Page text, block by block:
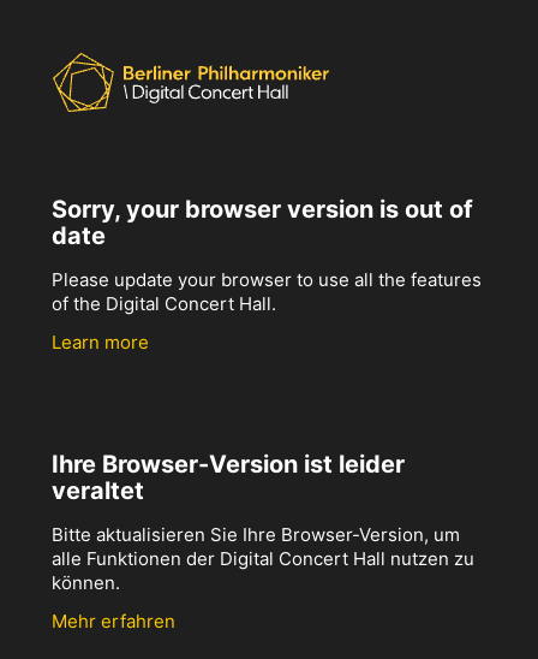
Sorry, your browser version is out of
date
Please update your browser to use all the features
of the Digital Concert Hall.
Learn more
Ihre Browser-Version ist leider
veraltet
Bitte aktualisieren Sie Ihre Browser-Version, um
alle Funktionen der Digital Concert Hall nutzen zu
können.
Mehr erfahren